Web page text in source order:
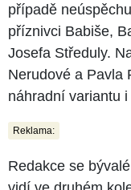
případě
příznivci Babiše,
Josefa Středuly.
Nerudové a Pavla
náhradní variantu
Reklama:
Redakce se